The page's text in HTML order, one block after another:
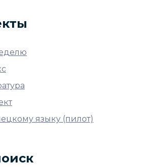
языку (пилот)